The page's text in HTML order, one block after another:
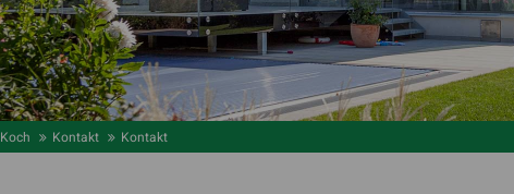
Kontakt Kontakt